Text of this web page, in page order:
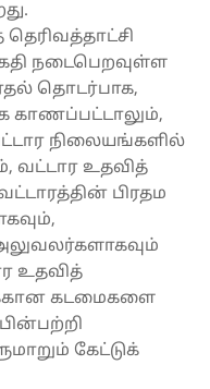
நடைபெறவுள்ள
தொடர்பாக,
காணப்பட்டாலும்,
நிலையங்களில்
வட்டார உதவித்
பிரதம
உதவித்
கடமைகளை
கேட்டுக்